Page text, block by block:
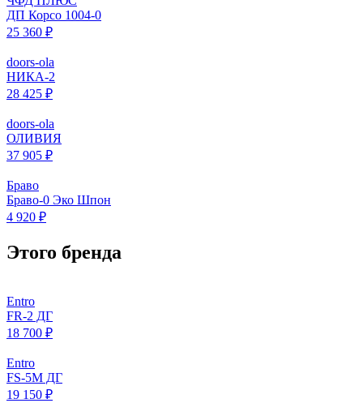
ДП Корсо 1004-0
25 360 ₽
doors-ola
НИКА-2
28 425 ₽
doors-ola
ОЛИВИЯ
37 905 ₽
Браво
Браво-0 Эко Шпон
4 920 ₽
Этого бренда
Entro
FR-2 ДГ
18 700 ₽
Entro
FS-5M ДГ
19 150 ₽